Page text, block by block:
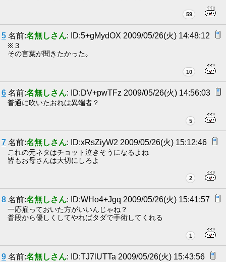
59
5 名前:名無しさん: ID:5+gMydOX 2009/05/26(火) 14:48:12
※３
その言葉が聞きたかった｡
10
6 名前:名無しさん: ID:DV+pwTFz 2009/05/26(火) 14:56:03
普通に吹いたおれは異端者？
5
7 名前:名無しさん: ID:xRsZiyW2 2009/05/26(火) 15:12:46
これの元ネタはチョット泣きそうになるよね
皆もお母さんは大切にしろよ
2
8 名前:名無しさん: ID:WHo4+Jgq 2009/05/26(火) 15:41:57
一応雇っておいた方がいいんじゃね？
普段から優しくしてやればタダで手術してくれる
1
9 名前:名無しさん: ID:TJ7lUTTa 2009/05/26(火) 15:43:56